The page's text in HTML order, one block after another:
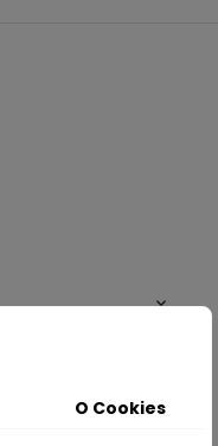

O Cookies